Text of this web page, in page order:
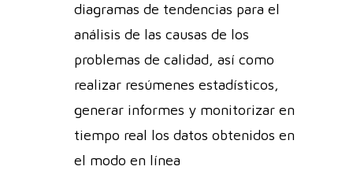
diagramas de tendencias para el
análisis de las causas de los
problemas de calidad, así como
realizar resúmenes estadísticos,
generar informes y monitorizar en
tiempo real los datos obtenidos en
el modo en línea